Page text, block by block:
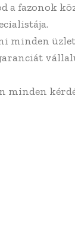
a fazonok
minden